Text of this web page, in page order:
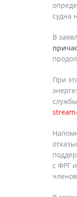
судна
В
При
с ФРГ